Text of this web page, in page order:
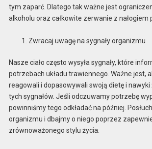
tym zaparć. Dlatego tak ważne jest
alkoholu oraz całkowite zerwanie z nałogiem
Zwracaj uwagę na sygnały organizmu
Nasze ciało często wysyła sygnały, które
potrzebach układu trawiennego. Ważne jest,
reagowali i dopasowywali swoją dietę i
tych sygnałów. Jeśli odczuwamy potrzebę
powinniśmy tego odkładać na później.
organizmu i dbajmy o niego poprzez
zrównoważonego stylu życia.